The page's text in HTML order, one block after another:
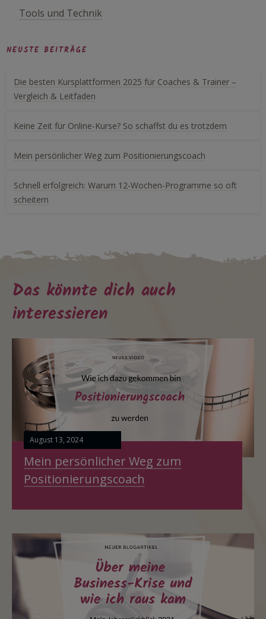
Tools und Technik
NEUSTE BEITRÄGE
Die besten Kursplattformen 2025 für Coaches & Trainer –
Vergleich & Leitfaden
Keine Zeit für Online-Kurse? So schaffst du es trotzdem
Mein persönlicher Weg zum Positionierungscoach
Schnell erfolgreich: Warum 12-Wochen-Programme so oft
scheitern
Das könnte dich auch
interessieren
August 13, 2024
Mein persönlicher Weg zum
Positionierungscoach